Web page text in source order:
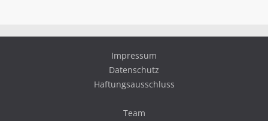
Impressum
Datenschutz
Haftungsausschluss
Team